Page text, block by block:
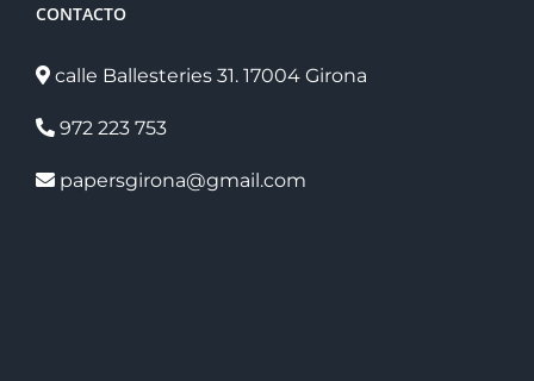
CONTACTO
calle Ballesteries 31. 17004 Girona
972 223 753
papersgirona@gmail.com